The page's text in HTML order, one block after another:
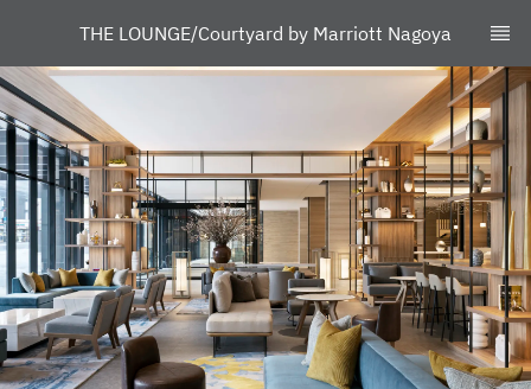
THE LOUNGE/Courtyard by Marriott Nagoya